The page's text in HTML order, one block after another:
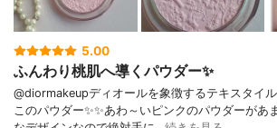
5.00
ふんわり桃肌へ導くパウダー✨
@diormakeupディオールを象徴するテキスタイ
このパウダー✨✨あわ～いピンクのパウダーがあ